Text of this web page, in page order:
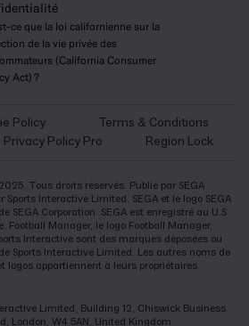
ce que la loi californienne sur la
de la vie privée des
(California Consumer
Act) ?
Policy
Terms & Conditions
Privacy Policy Pro Region Lock
Tous droits réservés. Publié par SEGA
Sports Interactive Limited. SEGA et le logo SEGA
SEGA Corporation. SEGA est enregistré au U.S.
Manager, le logo Football Manager,
Interactive sont des marques déposées ou
Sports Interactive Limited. Les autres noms de
logos appartiennent à leurs propriétaires
Limited, Building 12, Chiswick Business
London, W4 5AN, United Kingdom